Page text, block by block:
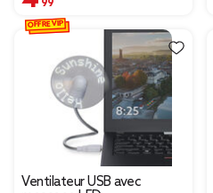
Ventilateur USB avec
OFFRE VIP